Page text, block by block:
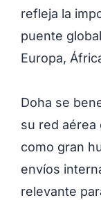
refleja la
puente
Europa,
Doha se
su red aérea
como gran
envíos
relevante